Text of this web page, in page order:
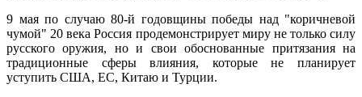
9 мая по случаю 80-й годовщины победы над "коричневой
чумой" 20 века Россия продемонстрирует миру не только силу
русского оружия, но и свои обоснованные притязания на
традиционные сферы влияния, которые не планирует
уступить США, ЕС, Китаю и Турции.